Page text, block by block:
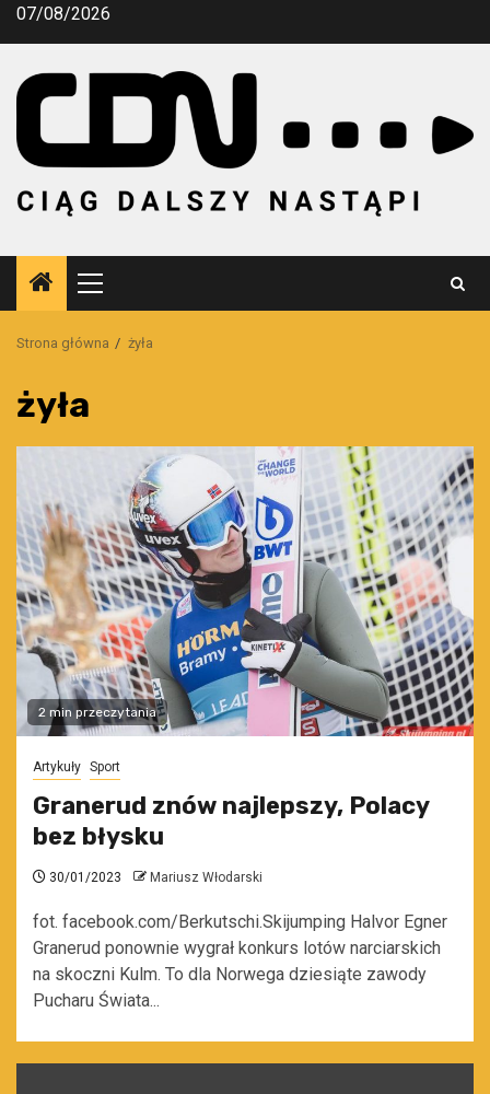
Przejdź
07/08/2026
Menu
główne
Strona główna żyła
żyła
2 min przeczytania
Artykuły Sport
Granerud znów najlepszy, Polacy
bez błysku
30/01/2023 Mariusz Włodarski
fot. facebook.com/Berkutschi.Skijumping Halvor Egner
Granerud ponownie wygrał konkurs lotów narciarskich
na skoczni Kulm. To dla Norwega dziesiąte zawody
Pucharu Świata...